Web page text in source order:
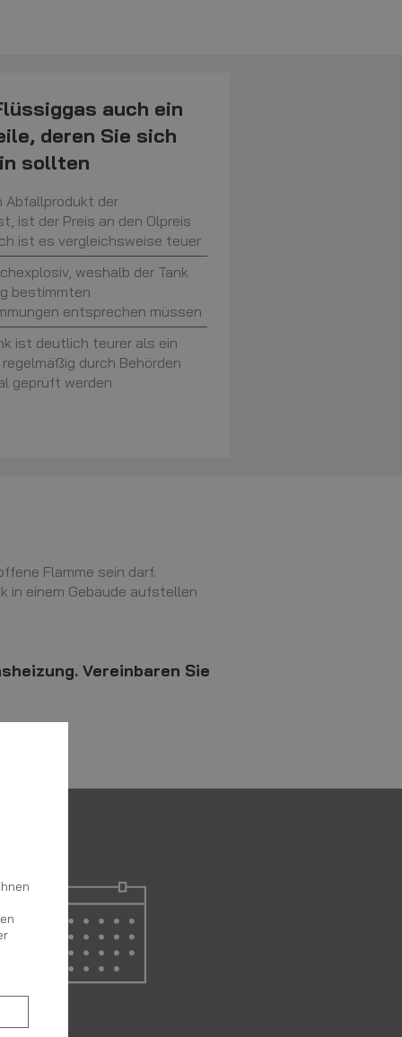
auch ein
deren Sie sich
sollten
Abfallprodukt der
ist der Preis an den Ölpreis
ist es vergleichsweise teuer
weshalb der Tank
bestimmten
entsprechen müssen
ist deutlich teurer als ein
durch Behörden
geprüft werden
Flamme sein darf.
in einem Gebäude aufstellen
Vereinbaren Sie